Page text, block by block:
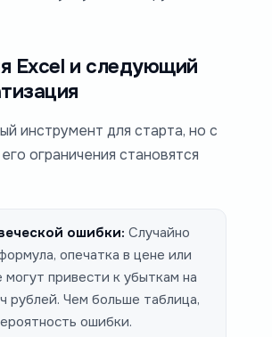
Excel и следующий
инструмент для старта, но с
ограничения становятся
ошибки: Случайно
опечатка в цене или
могут привести к убыткам на
рублей. Чем больше таблица,
ошибки.